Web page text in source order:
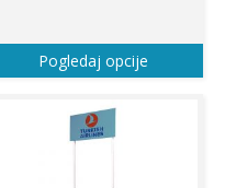
Pogledaj opcije